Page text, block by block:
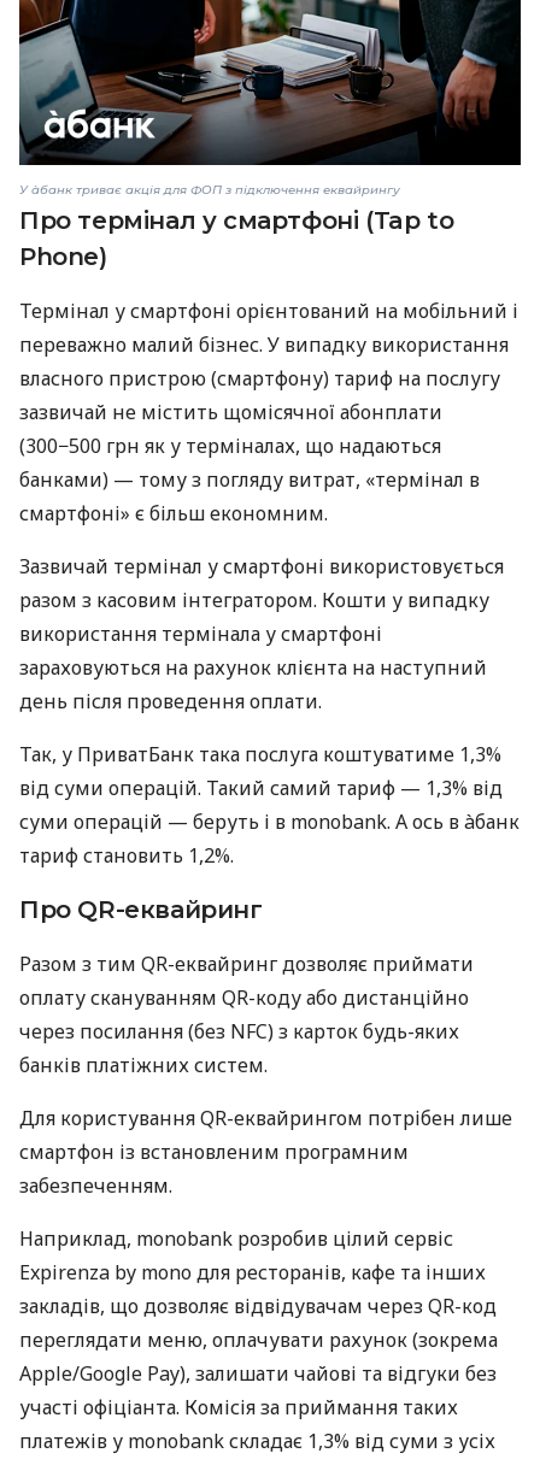
У àбанк триває акція для ФОП з підключення еквайрингу
Про термінал у смартфоні (Tap to
Phone)
Термінал у смартфоні орієнтований на мобільний і
переважно малий бізнес. У випадку використання
власного пристрою (смартфону) тариф на послугу
зазвичай не містить щомісячної абонплати
(300−500 грн як у терміналах, що надаються
банками) — тому з погляду витрат, «термінал в
смартфоні» є більш економним.
Зазвичай термінал у смартфоні використовується
разом з касовим інтегратором. Кошти у випадку
використання термінала у смартфоні
зараховуються на рахунок клієнта на наступний
день після проведення оплати.
Так, у ПриватБанк така послуга коштуватиме 1,3%
від суми операцій. Такий самий тариф — 1,3% від
суми операцій — беруть і в monobank. А ось в àбанк
тариф становить 1,2%.
Про QR-еквайринг
Разом з тим QR-еквайринг дозволяє приймати
оплату скануванням QR-коду або дистанційно
через посилання (без NFC) з карток будь-яких
банків платіжних систем.
Для користування QR-еквайрингом потрібен лише
смартфон із встановленим програмним
забезпеченням.
Наприклад, monobank розробив цілий сервіс
Expirenza by mono для ресторанів, кафе та інших
закладів, що дозволяє відвідувачам через QR-код
переглядати меню, оплачувати рахунок (зокрема
Apple/Google Pay), залишати чайові та відгуки без
участі офіціанта. Комісія за приймання таких
платежів у monobank складає 1,3% від суми з усіх